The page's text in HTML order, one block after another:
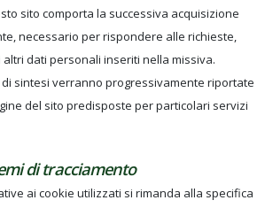
sito comporta la successiva acquisizione
necessario per rispondere alle richieste,
dati personali inseriti nella missiva.
sintesi verranno progressivamente riportate
del sito predisposte per particolari servizi
di tracciamento
ai cookie utilizzati si rimanda alla specifica